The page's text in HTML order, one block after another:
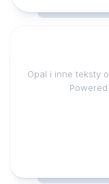
Opal i inne teksty